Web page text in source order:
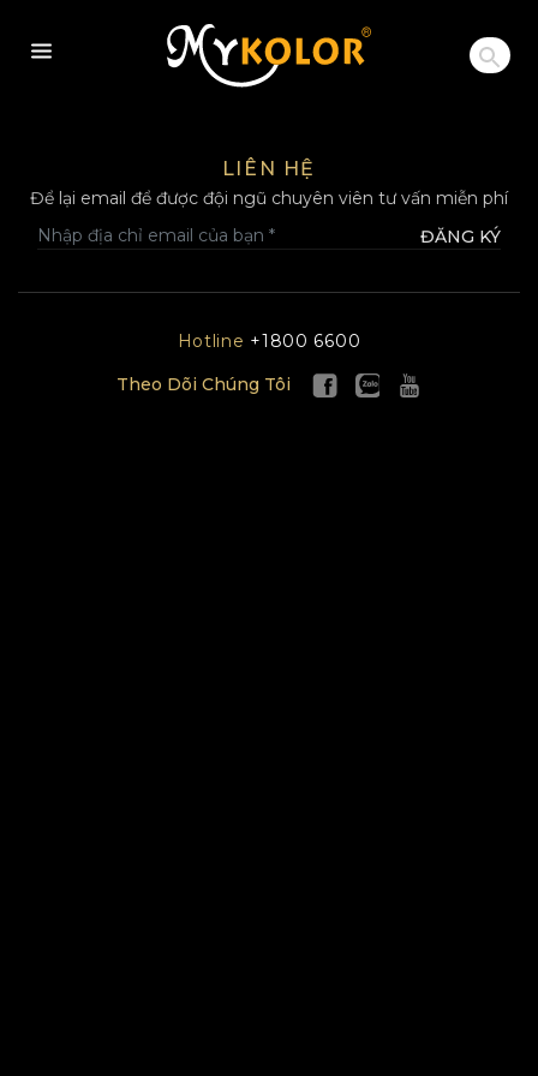
MYKOLOR
LIÊN HỆ
Để lại email để được đội ngũ chuyên viên tư vấn miễn phí
ĐĂNG KÝ
Hotline +1800 6600
Theo Dõi Chúng Tôi